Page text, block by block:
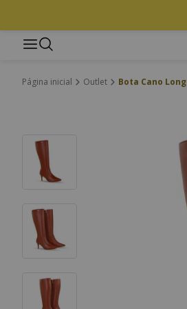
Outlet Bota Cano